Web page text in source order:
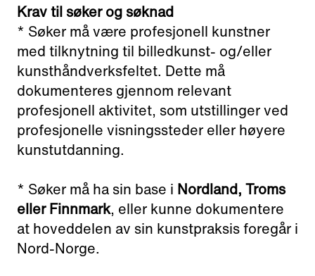
Krav til søker og søknad
* Søker må være profesjonell kunstner
med tilknytning til billedkunst- og/eller
kunsthåndverksfeltet. Dette må
dokumenteres gjennom relevant
profesjonell aktivitet, som utstillinger ved
profesjonelle visningssteder eller høyere
kunstutdanning.
* Søker må ha sin base i Nordland, Troms
eller Finnmark, eller kunne dokumentere
at hoveddelen av sin kunstpraksis foregår i
Nord-Norge.